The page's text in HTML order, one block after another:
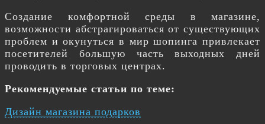
Создание комфортной среды в магазине,
возможности абстрагироваться от существующих
проблем и окунуться в мир шопинга привлекает
посетителей большую часть выходных дней
проводить в торговых центрах.
Рекомендуемые статьи по теме:
Дизайн магазина подарков